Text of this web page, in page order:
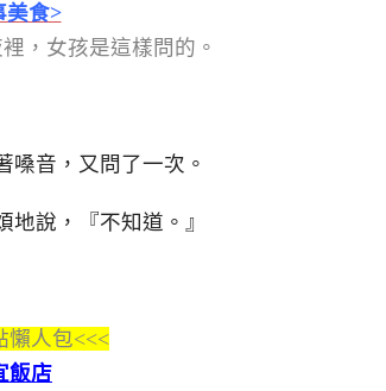
美食>
，女孩是這樣問的。
嗓音，又問了一次。
說，『不知道。』
懶人包<<<
飯店